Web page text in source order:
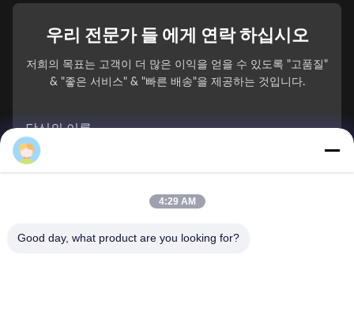
우리 전문가 들 에게 연락 하십시오
저희의 목표는 고객이 더 많은 이익을 얻을 수 있도록 "고품질"
& "좋은 서비스" & "빠른 배송"을 제공하는 것입니다.
당신의 이름
전화 번호
이메일*
4:29 AM
Good day, what product are you looking for?